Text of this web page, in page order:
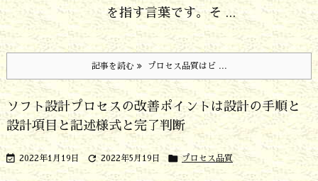
を指す言葉です。そ ...
記事を読む プロセス品質はビ ...
ソフト設計プロセスの改善ポイントは設計の手順と
設計項目と記述様式と完了判断
 2022年1月19日  2022年5月19日  プロセス品質